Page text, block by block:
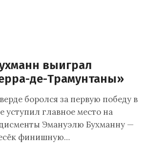
выиграл
де-Трамунтаны»
боролся за первую победу в
уступил главное место на
Эмануэлю Бухманну —
финишную…